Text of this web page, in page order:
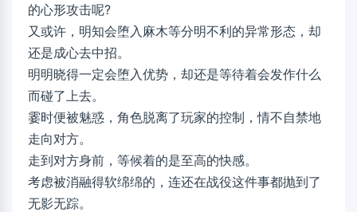
的心形攻击呢?
又或许，明知会堕入麻木等分明不利的异常形态，却
还是成心去中招。
明明晓得一定会堕入优势，却还是等待着会发作什么
而碰了上去。
霎时便被魅惑，角色脱离了玩家的控制，情不自禁地
走向对方。
走到对方身前，等候着的是至高的快感。
考虑被消融得软绵绵的，连还在战役这件事都抛到了
无影无踪。